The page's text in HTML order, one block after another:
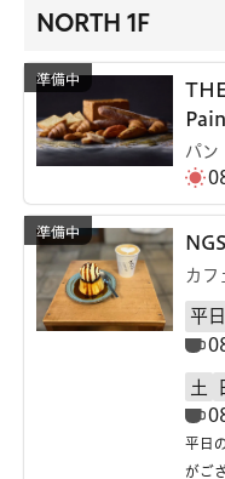
NORTH 1F
パン
カフ
平日
土
平日
がご